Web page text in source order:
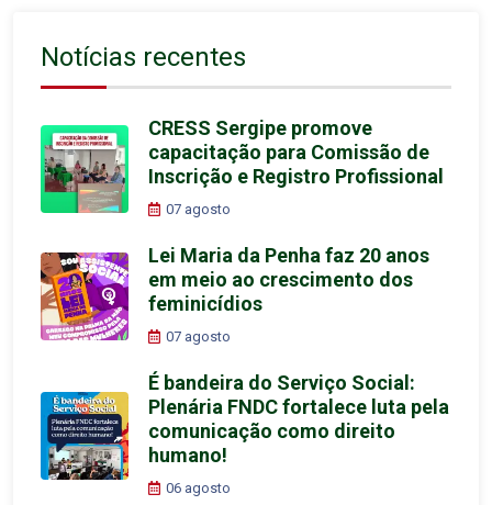
Notícias recentes
CRESS Sergipe promove
capacitação para Comissão de
Inscrição e Registro Profissional
07 agosto
Lei Maria da Penha faz 20 anos
em meio ao crescimento dos
feminicídios
07 agosto
É bandeira do Serviço Social:
Plenária FNDC fortalece luta pela
comunicação como direito
humano!
06 agosto